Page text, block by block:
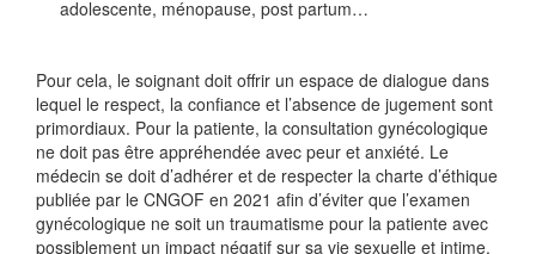
adolescente, ménopause, post partum…
Pour cela, le soignant doit offrir un espace de dialogue dans
lequel le respect, la confiance et l’absence de jugement sont
primordiaux. Pour la patiente, la consultation gynécologique
ne doit pas être appréhendée avec peur et anxiété. Le
médecin se doit d’adhérer et de respecter la charte d’éthique
publiée par le CNGOF en 2021 afin d’éviter que l’examen
gynécologique ne soit un traumatisme pour la patiente avec
possiblement un impact négatif sur sa vie sexuelle et intime.